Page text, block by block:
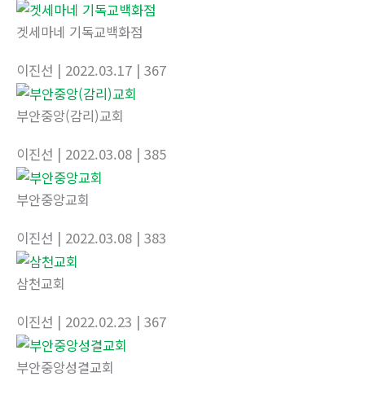
겟세마네 기독교백화점
이진선 | 2022.03.17 | 367
부안중앙(감리)교회
이진선 | 2022.03.08 | 385
부안중앙교회
이진선 | 2022.03.08 | 383
삼천교회
이진선 | 2022.02.23 | 367
부안중앙성결교회